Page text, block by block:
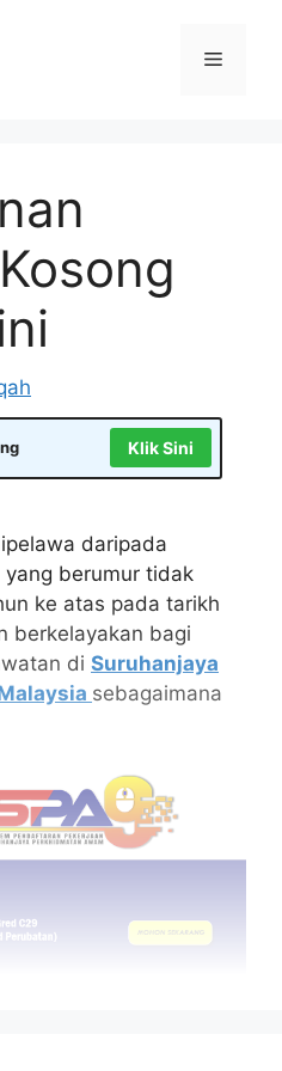
Menu
Klik Sini
daripada
berumur tidak
ke atas pada tarikh
berkelayakan bagi
di Suruhanjaya
sebagaimana